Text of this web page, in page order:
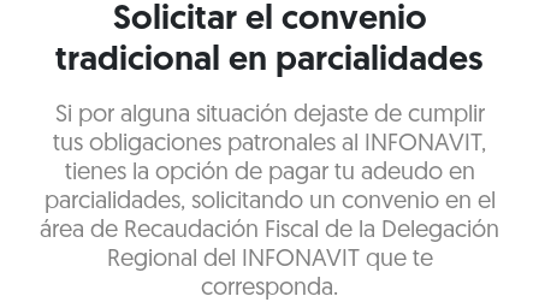
Solicitar el convenio
tradicional en parcialidades
Si por alguna situación dejaste de cumplir
tus obligaciones patronales al INFONAVIT,
tienes la opción de pagar tu adeudo en
parcialidades, solicitando un convenio en el
área de Recaudación Fiscal de la Delegación
Regional del INFONAVIT que te
corresponda.